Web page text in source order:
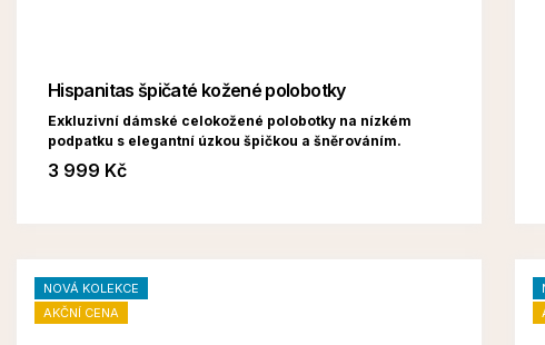
Hispanitas špičaté kožené polobotky
Exkluzivní dámské celokožené polobotky na nízkém
podpatku s elegantní úzkou špičkou a šněrováním.
3 999 Kč
NOVÁ KOLEKCE
AKČNÍ CENA